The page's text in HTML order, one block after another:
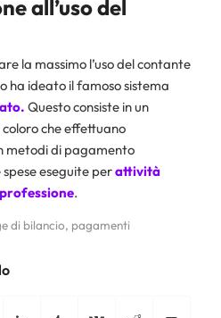
all’uso del
la massimo l’uso del contante
ha ideato il famoso sistema
. Questo consiste in un
che effettuano
metodi di pagamento
eseguite perattività
.
di bilancio, pagamenti